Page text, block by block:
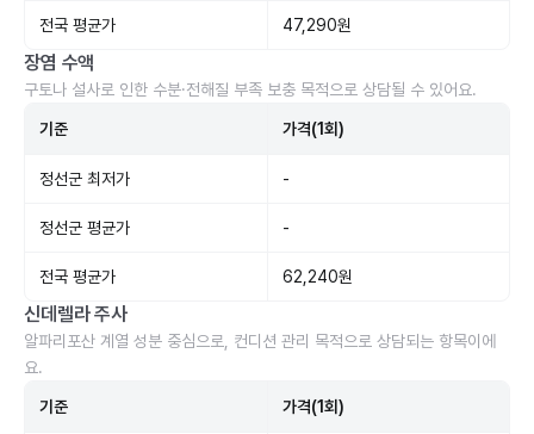
전국 평균가 47,290원
장염 수액
구토나 설사로 인한 수분·전해질 부족 보충 목적으로 상담될 수 있어요.
기준 가격(1회)
정선군 최저가 -
정선군 평균가 -
전국 평균가 62,240원
신데렐라 주사
알파리포산 계열 성분 중심으로, 컨디션 관리 목적으로 상담되는 항목이에
요.
기준 가격(1회)